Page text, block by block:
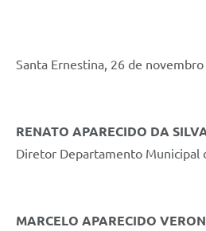
Santa Ernestina, 26 de novembro
RENATO APARECIDO DA
Diretor Departamento Municipal
MARCELO APARECIDO